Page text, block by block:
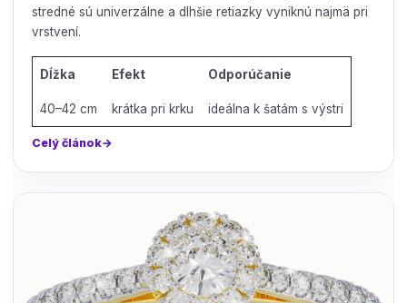
stredné sú univerzálne a dlhšie retiazky vyniknú najmä pri
vrstvení.
Dĺžka Efekt Odporúčanie
40–42 cm krátka pri krku ideálna k šatám s výstri
Celý článok